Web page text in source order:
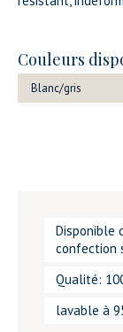
Couleurs
Blanc/gris
Disponible
confection
Qualité:
lavable à